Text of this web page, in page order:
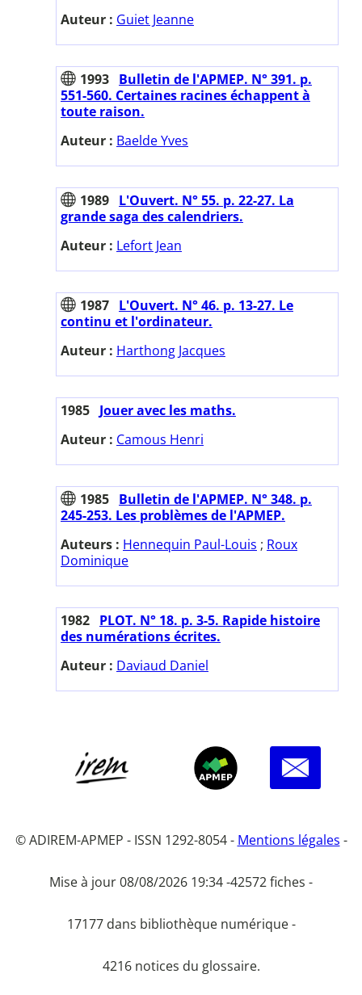
Auteur : Guiet Jeanne
1993 Bulletin de l'APMEP. N° 391. p.
551-560. Certaines racines échappent à
toute raison.
Auteur : Baelde Yves
1989 L'Ouvert. N° 55. p. 22-27. La
grande saga des calendriers.
Auteur : Lefort Jean
1987 L'Ouvert. N° 46. p. 13-27. Le
continu et l'ordinateur.
Auteur : Harthong Jacques
1985 Jouer avec les maths.
Auteur : Camous Henri
1985 Bulletin de l'APMEP. N° 348. p.
245-253. Les problèmes de l'APMEP.
Auteurs : Hennequin Paul-Louis ; Roux
Dominique
1982 PLOT. N° 18. p. 3-5. Rapide histoire
des numérations écrites.
Auteur : Daviaud Daniel
© ADIREM-APMEP - ISSN 1292-8054 - Mentions légales -
Mise à jour 08/08/2026 19:34 -42572 fiches -
17177 dans bibliothèque numérique -
4216 notices du glossaire.